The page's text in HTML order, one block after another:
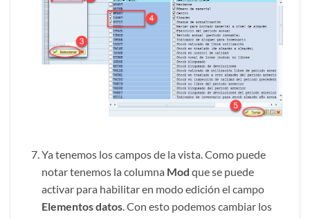
Ya tenemos los campos de la vista. Como puede
notar tenemos la columna Mod que se puede
activar para habilitar en modo edición el campo
Elementos datos. Con esto podemos cambiar los